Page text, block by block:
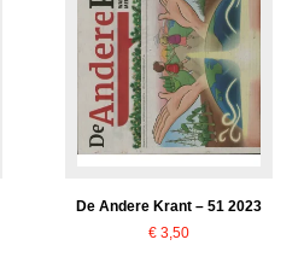
De Andere Krant – 51 2023
€ 3,50